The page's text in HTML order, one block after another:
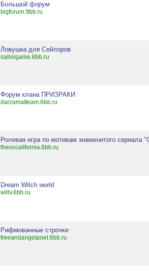
Большой форум
bigforum.9bb.ru
Ловушка для Сейлоров
sailorgame.6bb.ru
Форум клана ПРИЗРАКИ
darzamatteam.6bb.ru
Ролевая игра по мотивам знаменитого сериала
theoccalifornia.6bb.ru
Dream Witch world
willv.6bb.ru
Рифмованные строчки
freeandangelpoet.6bb.ru